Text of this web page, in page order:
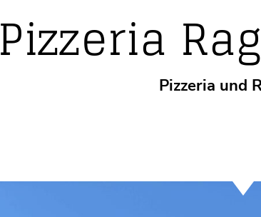
Pizzeria
Pizzeria und